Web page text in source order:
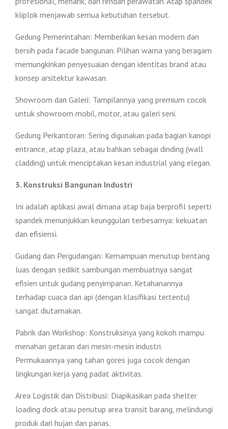
kliplok menjawab semua kebutuhan tersebut.
Gedung Pemerintahan: Memberikan kesan modern dan
bersih pada facade bangunan. Pilihan warna yang beragam
memungkinkan penyesuaian dengan identitas brand atau
konsep arsitektur kawasan.
Showroom dan Galeri: Tampilannya yang premium cocok
untuk showroom mobil, motor, atau galeri seni.
Gedung Perkantoran: Sering digunakan pada bagian kanopi
entrance, atap plaza, atau bahkan sebagai dinding (wall
cladding) untuk menciptakan kesan industrial yang elegan.
3. Konstruksi Bangunan Industri
Ini adalah aplikasi awal dimana atap baja berprofil seperti
spandek menunjukkan keunggulan terbesarnya: kekuatan
dan efisiensi.
Gudang dan Pergudangan: Kemampuan menutup bentang
luas dengan sedikit sambungan membuatnya sangat
efisien untuk gudang penyimpanan. Ketahanannya
terhadap cuaca dan api (dengan klasifikasi tertentu)
sangat diutamakan.
Pabrik dan Workshop: Konstruksinya yang kokoh mampu
menahan getaran dari mesin-mesin industri.
Permukaannya yang tahan gores juga cocok dengan
lingkungan kerja yang padat aktivitas.
Area Logistik dan Distribusi: Diapikasikan pada shelter
loading dock atau penutup area transit barang, melindungi
produk dari hujan dan panas.